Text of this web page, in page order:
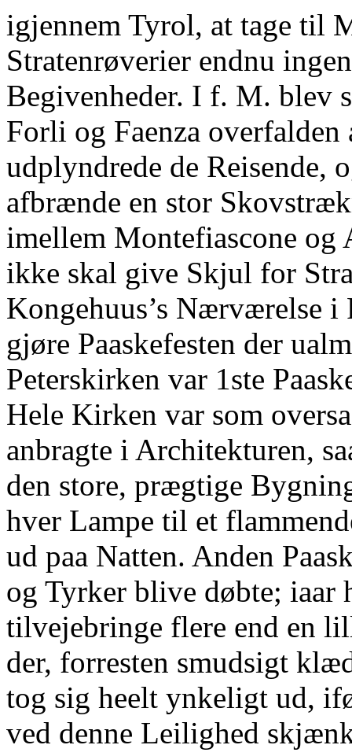
igjennem Tyrol, at tage til
Stratenrøverier endnu
Begivenheder. I f. M. blev
Forli og Faenza overfalden
udplyndrede de Reisende,
afbrænde en stor
imellem Montefiascone og
ikke skal give Skjul for
Kongehuus’s Nærværelse
gjøre Paaskefesten der
Peterskirken var 1ste
Hele Kirken var som
anbragte i Architekturen,
den store, prægtige
hver Lampe til et
ud paa Natten. Anden
og Tyrker blive døbte; iaar
tilvejebringe flere end en
der, forresten smudsigt
tog sig heelt ynkeligt ud,
ved denne Leilighed